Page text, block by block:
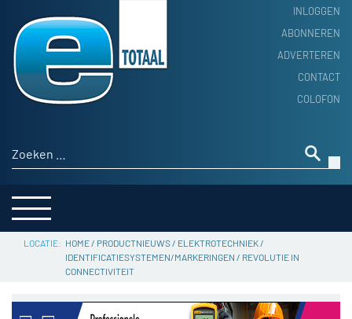
INLOGGEN
ABONNEREN
ADVERTEREN
CONTACT
COLOFON
Zoeken naar:
HOME
PRODUCTNIEUWS
ACHTERGROND
THEMA’S
SERVICE
HOME/ PRODUCTNIEUWS/ ELEKTROTECHNIEK/
IDENTIFICATIESYSTEMEN/MARKERINGEN / REVOLUTIE IN
CONNECTIVITEIT